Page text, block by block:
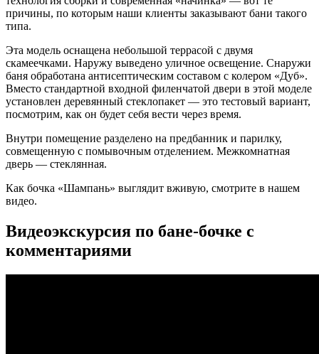
причины, по которым наши клиенты заказывают бани такого
типа.
Эта модель оснащена небольшой террасой с двумя
скамеечками. Наружу выведено уличное освещение. Снаружи
баня обработана антисептическим составом с колером «Дуб».
Вместо стандартной входной филенчатой двери в этой моделе
установлен деревянный стеклопакет — это тестовый вариант,
посмотрим, как он будет себя вести через время.
Внутри помещение разделено на предбанник и парилку,
совмещенную с помывочным отделением. Межкомнатная
дверь — стеклянная.
Как бочка «Шампань» выглядит вживую, смотрите в нашем
видео.
Видеоэкскурсия по бане-бочке с
комментариями